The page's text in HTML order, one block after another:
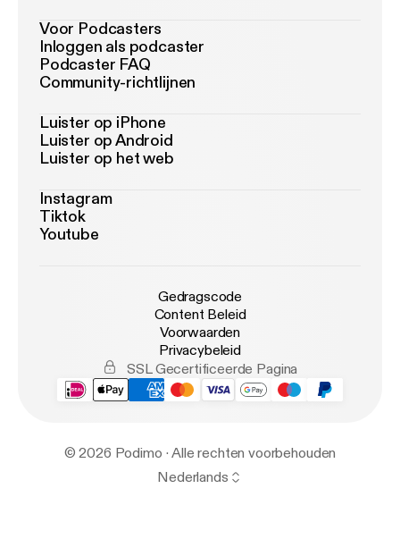
Voor Podcasters
Inloggen als podcaster
Podcaster FAQ
Community-richtlijnen
Luister op iPhone
Luister op Android
Luister op het web
Instagram
Tiktok
Youtube
Gedragscode
Content Beleid
Voorwaarden
Privacybeleid
SSL Gecertificeerde Pagina
© 2026 Podimo · Alle rechten voorbehouden
Nederlands